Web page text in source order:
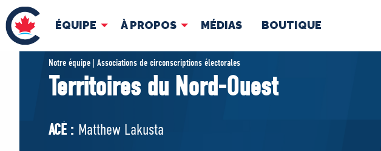
ÉQUIPE À PROPOS MÉDIAS BOUTIQUE
ÉQUIPE
Pierre Poilievre
Cabinet fantôme
À PROPOS
Documents constitutifs
Notre équipe | Associations de circonscriptions électorales
Territoires du Nord-Ouest
ACÉ : Matthew Lakusta